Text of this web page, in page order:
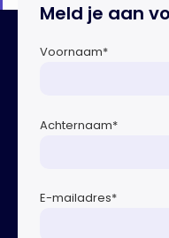
Meld je aan
Voornaam*
Achternaam*
E-mailadres*